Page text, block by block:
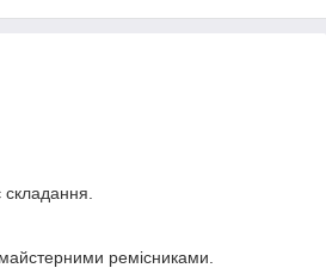
ремісниками.